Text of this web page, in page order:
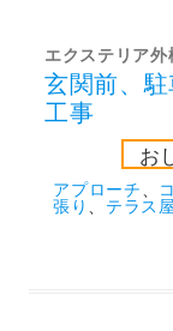
エクステリア外
玄関前、
工事
お
アプローチ
張り
テラス